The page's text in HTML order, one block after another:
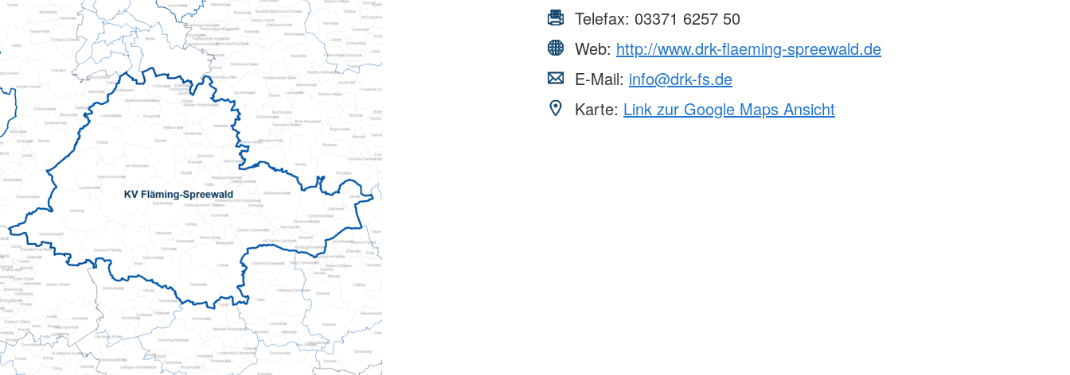
Telefax: 03371 6257 50
Web: http://www.drk-flaeming-spreewald.de
E-Mail: info@drk-fs.de
Karte: Link zur Google Maps Ansicht